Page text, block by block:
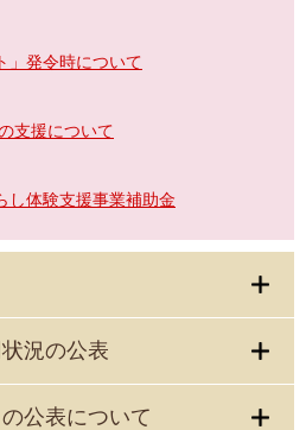
」発令時について
支援について
し体験支援事業補助金
況の公表
公表について